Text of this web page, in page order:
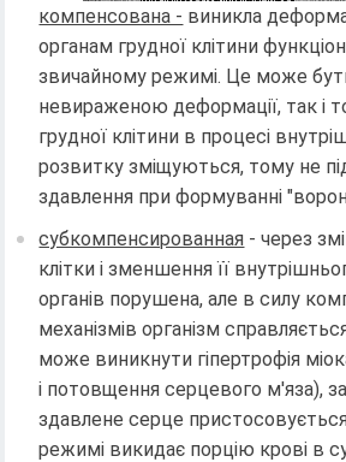
компенсована - виникла
органам грудної клітини
звичайному режимі. Це може
невираженою деформації, так і
грудної клітини в процесі
розвитку зміщуються, тому не
здавлення при формуванні
субкомпенсированная - через
клітки і зменшення її
органів порушена, але в силу
механізмів організм
може виникнути гіпертрофія
і потовщення серцевого м'яза),
здавлене серце
режимі викидає порцію крові в